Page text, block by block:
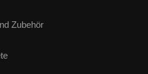
Zubehör